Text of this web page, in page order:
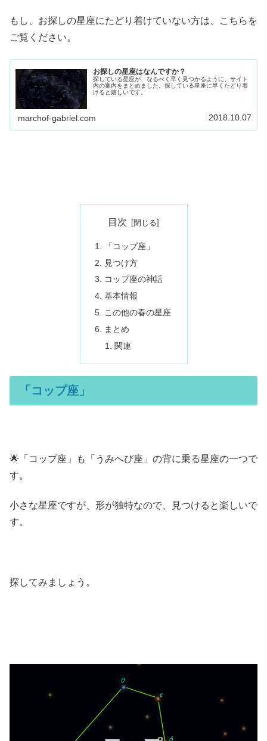
もし、お探しの星座にたどり着けていない方は、こちらを
ご覧ください。
お探しの星座はなんですか？
探している星座が、なるべく早く見つかるように、サイト
内の案内をまとめました。探している星座に早くたどり着
けると嬉しいです。
marchof-gabriel.com 2018.10.07
目次
「コップ座」
見つけ方
コップ座の神話
基本情報
この他の春の星座
まとめ
関連
「コップ座」
🌟「コップ座」も「うみへび座」の背に乗る星座の一つで
す。
小さな星座ですが、形が独特なので、見つけると楽しいで
す。
探してみましょう。